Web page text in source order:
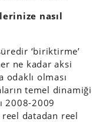
nasıl
‘biriktirme’
ne kadar aksi
odaklı olması
temel dinamiği
2008-2009
datadan reel